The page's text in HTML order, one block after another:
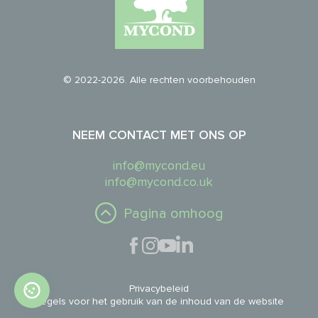
© 2022-2026. Alle rechten voorbehouden
NEEM CONTACT MET ONS OP
info@mycond.eu
info@mycond.co.uk
Pagina omhoog
Privacybeleid
Regels voor het gebruik van de inhoud van de website